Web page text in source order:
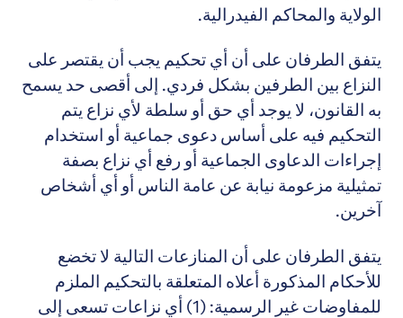
الولاية والمحاكم الفيدرالية.
يتفق الطرفان على أن أي تحكيم يجب أن يقتصر على
النزاع بين الطرفين بشكل فردي. إلى أقصى حد يسمح
به القانون، لا يوجد أي حق أو سلطة لأي نزاع يتم
التحكيم فيه على أساس دعوى جماعية أو استخدام
إجراءات الدعاوى الجماعية أو رفع أي نزاع بصفة
تمثيلية مزعومة نيابة عن عامة الناس أو أي أشخاص
آخرين.
يتفق الطرفان على أن المنازعات التالية لا تخضع
للأحكام المذكورة أعلاه المتعلقة بالتحكيم الملزم
للمفاوضات غير الرسمية: (1) أي نزاعات تسعى إلى